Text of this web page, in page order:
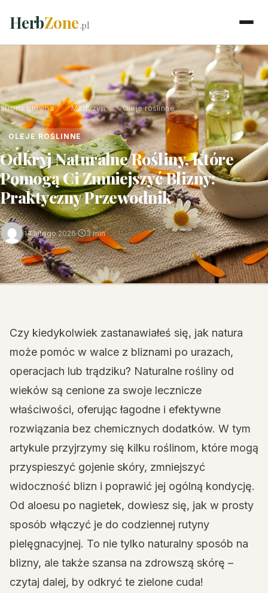
HerbZone.pl
Strona główna › Magazyn › Oleje roślinne
OLEJE ROŚLINNE
Odkryj Naturalne Rośliny, Które
Pomogą Ci Zmniejszyć Blizny:
Praktyczny Przewodnik
14 lutego 2026· 3 min
Czy kiedykolwiek zastanawiałeś się, jak natura
może pomóc w walce z bliznami po urazach,
operacjach lub trądziku? Naturalne rośliny od
wieków są cenione za swoje lecznicze
właściwości, oferując łagodne i efektywne
rozwiązania bez chemicznych dodatków. W tym
artykule przyjrzymy się kilku roślinom, które mogą
przyspieszyć gojenie skóry, zmniejszyć
widoczność blizn i poprawić jej ogólną kondycję.
Od aloesu po nagietek, dowiesz się, jak w prosty
sposób włączyć je do codziennej rutyny
pielęgnacyjnej. To nie tylko naturalny sposób na
blizny, ale także szansa na zdrowszą skórę –
czytaj dalej, by odkryć te zielone cuda!